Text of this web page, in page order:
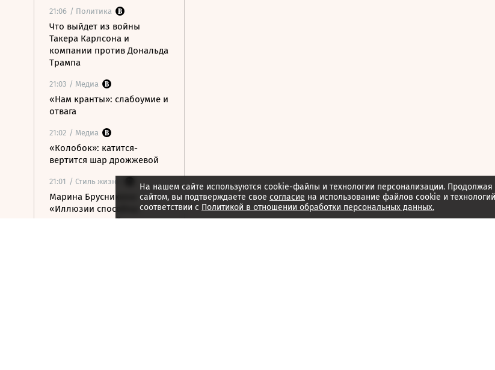
21:06 / Политика
Что выйдет из войны
Такера Карлсона и
компании против Дональда
Трампа
21:03 / Медиа
«Нам кранты»: слабоумие и
отвага
21:02 / Медиа
«Колобок»: катится-
вертится шар дрожжевой
21:01 / Стиль жизни
Марина Брусникина:
«Иллюзии способны
влиять на людей»
На нашем сайте используются cookie-файлы и технологии персонализации. Продолжая
сайтом, вы подтверждаете свое согласие на использование файлов cookie и
соответствии с Политикой в отношении обработки персональных данных.